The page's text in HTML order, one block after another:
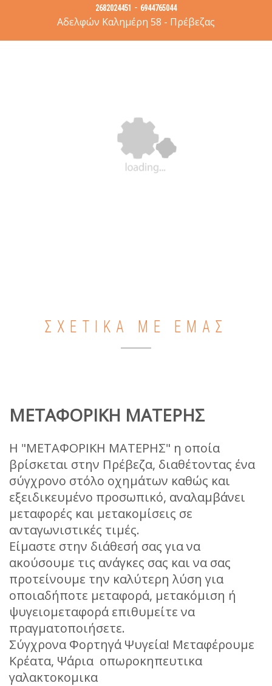
2682024451 - 6944765044
Αδελφών Καλημέρη 58 - Πρέβεζας
ΣΧΕΤΙΚΑ ΜΕ ΕΜΑΣ
ΜΕΤΑΦΟΡΙΚΗ ΜΑΤΕΡΗΣ
Η "ΜΕΤΑΦΟΡΙΚΗ ΜΑΤΕΡΗΣ" η οποία
βρίσκεται στην Πρέβεζα, διαθέτοντας ένα
σύγχρονο στόλο οχημάτων καθώς και
εξειδικευμένο προσωπικό, αναλαμβάνει
μεταφορές και μετακομίσεις σε
ανταγωνιστικές τιμές.
Είμαστε στην διάθεσή σας για να
ακούσουμε τις ανάγκες σας και να σας
προτείνουμε την καλύτερη λύση για
οποιαδήποτε μεταφορά, μετακόμιση ή
ψυγειομεταφορά επιθυμείτε να
πραγματοποιήσετε.
Σύγχρονα Φορτηγά Ψυγεία! Μεταφέρουμε
Κρέατα, Ψάρια οπωροκηπευτικα
γαλακτοκομικα